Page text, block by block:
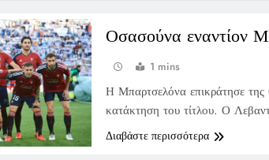
Οσασούνα εναντίον
1 mins
Η Μπαρτσελόνα επικράτησε
κατάκτηση του τίτλου. Ο
Διαβάστε περισσότερα